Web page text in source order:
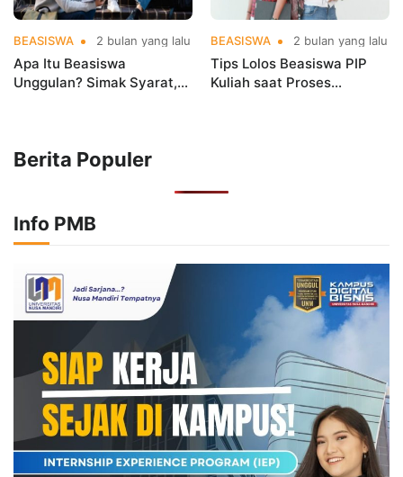
BEASISWA 2 bulan yang lalu
Apa Itu Beasiswa
Unggulan? Simak Syarat,
BEASISWA 2 bulan yang lalu
Tips Lolos Beasiswa PIP
Kuliah saat Proses
Berita Populer
Info PMB